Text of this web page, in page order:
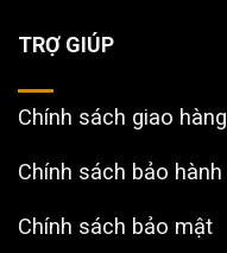
TRỢ GIÚP
Chính sách giao hàng
Chính sách bảo hành
Chính sách bảo mật